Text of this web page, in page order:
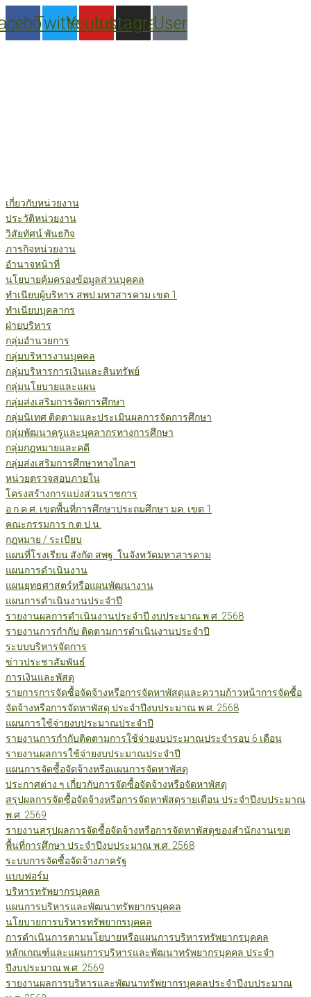
to
content
TwitterYoutube
Instagram
User
เกี่ยวกับหน่วยงาน
ประวัติหน่วยงาน
วิสัยทัศน์ พันธกิจ
ภารกิจหน่วยงาน
อำนาจหน้าที่
นโยบายคุ้มครองข้อมูลส่วนบุคคล
ทำเนียบผู้บริหาร สพป.มหาสารคาม เขต 1
ทำเนียบบุคลากร
ฝ่ายบริหาร
กลุ่มอำนวยการ
กลุ่มบริหารงานบุคคล
กลุ่มบริหารการเงินและสินทรัพย์
กลุ่มนโยบายและแผน
กลุ่มส่งเสริมการจัดการศึกษา
กลุ่มนิเทศ ติดตามและประเมินผลการจัดการศึกษา
กลุ่มพัฒนาครูและบุคลากรทางการศึกษา
กลุ่มกฎหมายและคดี
กลุ่มส่งเสริมการศึกษาทางไกลฯ
หน่วยตรวจสอบภายใน
โครงสร้างการแบ่งส่วนราชการ
อ.ก.ค.ศ. เขตพื้นที่การศึกษาประถมศึกษา มค. เขต 1
คณะกรรมการ ก.ต.ป.น.
กฎหมาย / ระเบียบ
แผนที่โรงเรียน สังกัด สพฐ. ในจังหวัดมหาสารคาม
แผนการดำเนินงาน
แผนยุทธศาสตร์หรือแผนพัฒนางาน
แผนการดำเนินงานประจำปี
รายงานผลการดำเนินงานประจำปี งบประมาณ พ.ศ. 2568
รายงานการกำกับ ติดตามการดำเนินงานประจำปี
ระบบบริหารจัดการ
ข่าวประชาสัมพันธ์
การเงินและพัสดุ
รายการการจัดซื้อจัดจ้างหรือการจัดหาพัสดุและความก้าวหน้าการจัดซื้อ
จัดจ้างหรือการจัดหาพัสดุ ประจำปีงบประมาณ พ.ศ. 2568
แผนการใช้จ่ายงบประมาณประจำปี
รายงานการกำกับติดตามการใช้จ่ายงบประมาณประจำรอบ 6 เดือน
รายงานผลการใช้จ่ายงบประมาณประจำปี
แผนการจัดซื้อจัดจ้างหรือแผนการจัดหาพัสดุ
ประกาศต่าง ๆ เกี่ยวกับการจัดซื้อจัดจ้างหรือจัดหาพัสดุ
สรุปผลการจัดซื้อจัดจ้างหรือการจัดหาพัสดุรายเดือน ประจำปีงบประมาณ
พ.ศ. 2569
รายงานสรุปผลการจัดซื้อจัดจ้างหรือการจัดหาพัสดุของสำนักงานเขต
พื้นที่การศึกษา ประจำปีงบประมาณ พ.ศ. 2568
ระบบการจัดซื้อจัดจ้างภาครัฐ
แบบฟอร์ม
บริหารทรัพยากรบุคคล
แผนการบริหารและพัฒนาทรัพยากรบุคคล
นโยบายการบริหารทรัพยากรบุคคล
การดำเนินการตามนโยบายหรือแผนการบริหารทรัพยากรบุคคล
หลักเกณฑ์และแผนการบริหารและพัฒนาทรัพยากรบุคคล ประจำ
ปีงบประมาณ พ.ศ. 2569
รายงานผลการบริหารและพัฒนาทรัพยากรบุคคลประจำปีงบประมาณ